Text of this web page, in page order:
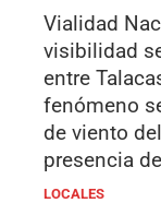
Vialidad
visibilidad
entre
fenómeno
de viento
presencia
LOCALES